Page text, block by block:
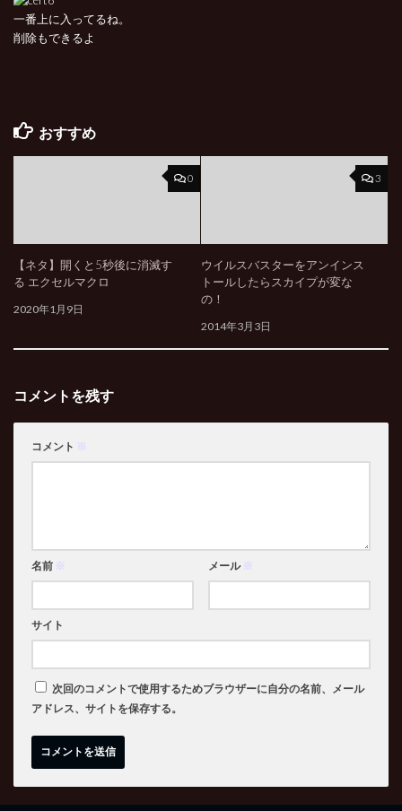
一番上に入ってるね。
削除もできるよ
おすすめ
0
【ネタ】開くと5秒後に消滅す
る エクセルマクロ
2020年1月9日
3
ウイルスバスターをアンインス
トールしたらスカイプが変な
の！
2014年3月3日
コメントを残す
コメント ※
名前 ※ メール ※
サイト
次回のコメントで使用するためブラウザーに自分の名前、メール
アドレス、サイトを保存する。